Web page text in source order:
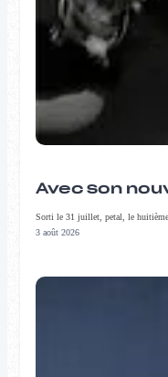
Avec son
Sorti le 31 juillet, petal, le
3 août 2026